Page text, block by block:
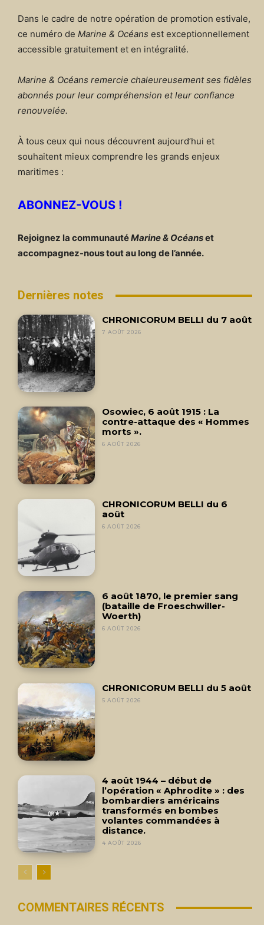
Dans le cadre de notre opération de promotion estivale,
ce numéro de Marine & Océans est exceptionnellement
accessible gratuitement et en intégralité.
Marine & Océans remercie chaleureusement ses fidèles
abonnés pour leur compréhension et leur confiance
renouvelée.
À tous ceux qui nous découvrent aujourd’hui et
souhaitent mieux comprendre les grands enjeux
maritimes :
ABONNEZ-VOUS !
Rejoignez la communautéMarine & Océanset
accompagnez-nous tout au long de l’année.
Dernières notes
CHRONICORUM BELLI du 7 août
7 AOÛT 2026
Osowiec, 6 août 1915 : La
contre-attaque des « Hommes
morts ».
6 AOÛT 2026
CHRONICORUM BELLI du 6
août
6 AOÛT 2026
6 août 1870, le premier sang
(bataille de Froeschwiller-
Woerth)
6 AOÛT 2026
CHRONICORUM BELLI du 5 août
5 AOÛT 2026
4 août 1944 – début de
l’opération « Aphrodite » : des
bombardiers américains
transformés en bombes
volantes commandées à
distance.
4 AOÛT 2026
COMMENTAIRES RÉCENTS